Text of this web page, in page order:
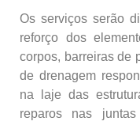
Os serviços serão
reforço dos
corpos, barreiras de
de drenagem
na laje das
reparos nas